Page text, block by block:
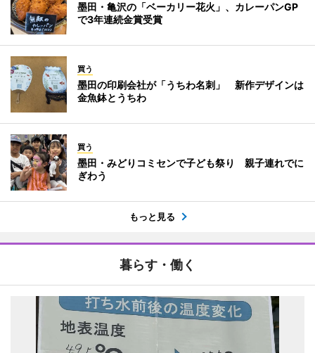
墨田・亀沢の「ベーカリー花火」、カレーパンGP
で3年連続金賞受賞
買う
墨田の印刷会社が「うちわ名刺」 新作デザインは
金魚鉢とうちわ
買う
墨田・みどりコミセンで子ども祭り 親子連れでに
ぎわう
もっと見る
暮らす・働く